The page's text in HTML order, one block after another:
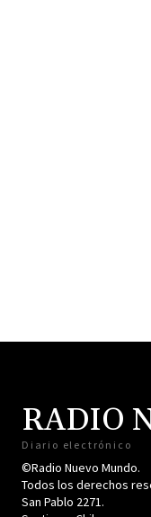
RADIO
Diario electrónico
©Radio Nuevo Mundo.
Todos los derechos
San Pablo 2271.